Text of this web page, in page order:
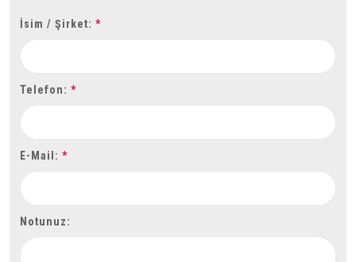
İsim / Şirket: *
Telefon: *
E-Mail: *
Notunuz: